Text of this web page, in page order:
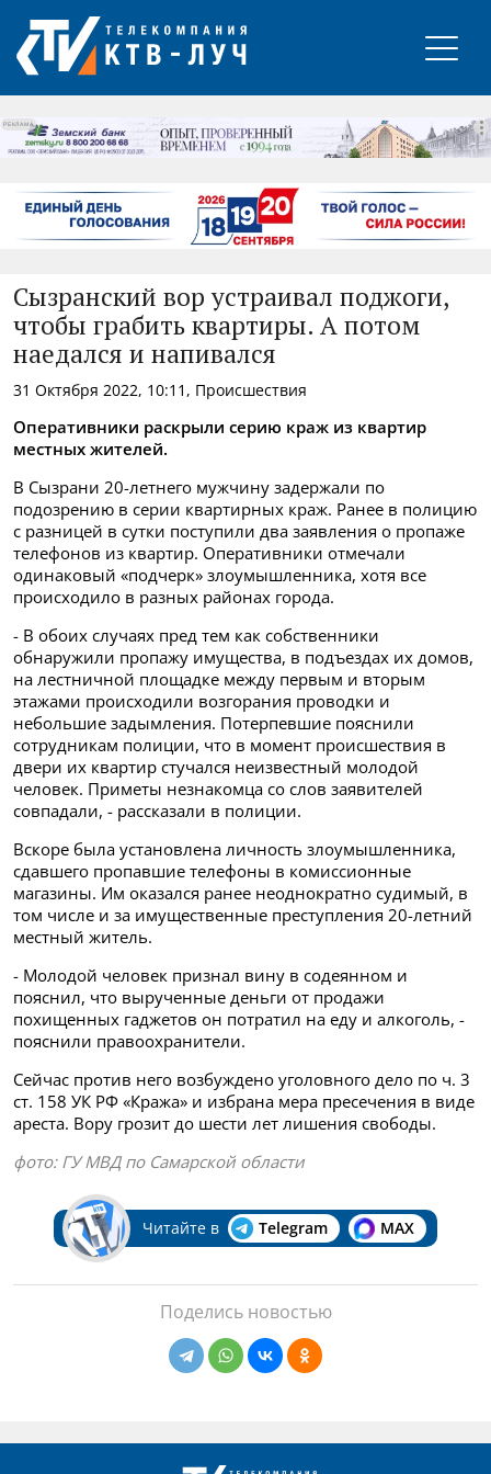
РЕКЛАМА
Сызранский вор устраивал поджоги,
чтобы грабить квартиры. А потом
наедался и напивался
31 Октября 2022, 10:11, Происшествия
Оперативники раскрыли серию краж из квартир
местных жителей.
В Сызрани 20-летнего мужчину задержали по
подозрению в серии квартирных краж. Ранее в полицию
с разницей в сутки поступили два заявления о пропаже
телефонов из квартир. Оперативники отмечали
одинаковый «подчерк» злоумышленника, хотя все
происходило в разных районах города.
- В обоих случаях пред тем как собственники
обнаружили пропажу имущества, в подъездах их домов,
на лестничной площадке между первым и вторым
этажами происходили возгорания проводки и
небольшие задымления. Потерпевшие пояснили
сотрудникам полиции, что в момент происшествия в
двери их квартир стучался неизвестный молодой
человек. Приметы незнакомца со слов заявителей
совпадали, - рассказали в полиции.
Вскоре была установлена личность злоумышленника,
сдавшего пропавшие телефоны в комиссионные
магазины. Им оказался ранее неоднократно судимый, в
том числе и за имущественные преступления 20-летний
местный житель.
- Молодой человек признал вину в содеянном и
пояснил, что вырученные деньги от продажи
похищенных гаджетов он потратил на еду и алкоголь, -
пояснили правоохранители.
Сейчас против него возбуждено уголовного дело по ч. 3
ст. 158 УК РФ «Кража» и избрана мера пресечения в виде
ареста. Вору грозит до шести лет лишения свободы.
фото: ГУ МВД по Самарской области
Читайте в Telegram MAX
Поделись новостью